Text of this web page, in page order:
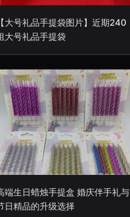
【大号礼品手提袋图片】近期240
大号礼品手提袋
端生日蜡烛手提盒 婚庆伴手礼与
日精品的升级选择